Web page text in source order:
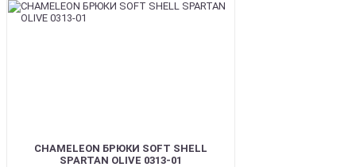
CHAMELEON БРЮКИ SOFT SHELL
SPARTAN OLIVE 0313-01